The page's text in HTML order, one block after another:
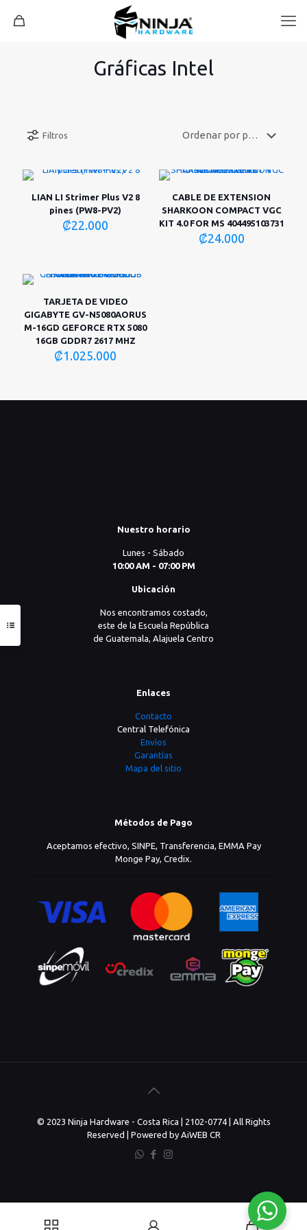
Gráficas Intel
Filtros
LIAN LI Strimer Plus V2 8
pines (PW8-PV2)
₡22.000
CABLE DE EXTENSION
SHARKOON COMPACT VGC
KIT 4.0 FOR MS 404495103731
₡24.000
TARJETA DE VIDEO
GIGABYTE GV-N5080AORUS
M-16GD GEFORCE RTX 5080
16GB GDDR7 2617 MHZ
₡1.025.000
Nuestro horario
Lunes - Sábado
10:00 AM - 07:00 PM
Ubicación
Nos encontramos costado,
este de la Escuela República
de Guatemala, Alajuela Centro
Enlaces
Contacto
Central Telefónica
Envíos
Garantías
Mapa del sitio
Métodos de Pago
Aceptamos efectivo, SINPE, Transferencia, EMMA Pay
Monge Pay, Credix.
© 2023 Ninja Hardware - Costa Rica | 2102-0774 | All Rights
Reserved | Powered by AiWEB CR
0